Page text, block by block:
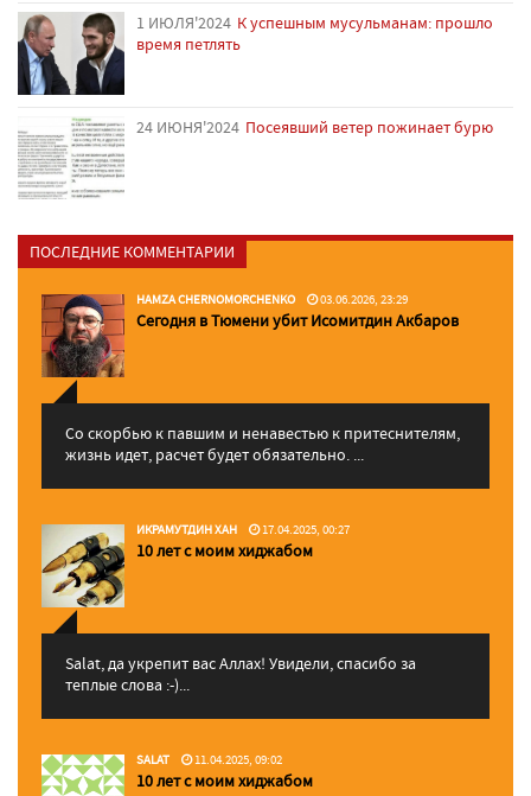
1 ИЮЛЯ'2024 К успешным мусульманам: прошло
время петлять
24 ИЮНЯ'2024 Посеявший ветер пожинает бурю
ПОСЛЕДНИЕ КОММЕНТАРИИ
HAMZA CHERNOMORCHENKO 03.06.2026, 23:29
Сегодня в Тюмени убит Исомитдин Акбаров
Со скорбью к павшим и ненавестью к притеснителям,
жизнь идет, расчет будет обязательно. ...
ИКРАМУТДИН ХАН 17.04.2025, 00:27
10 лет с моим хиджабом
Salat, да укрепит вас Аллаx! Увидели, спасибо за
теплые слова :-)...
SALAT 11.04.2025, 09:02
10 лет с моим хиджабом